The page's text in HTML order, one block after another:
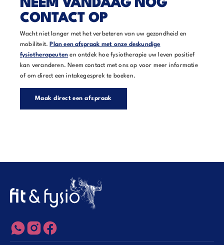
NEEM VANDAAG NOG
CONTACT OP
Wacht niet langer met het verbeteren van uw gezondheid en
mobiliteit. Plan een afspraak met onze deskundige
fysiotherapeuten en ontdek hoe fysiotherapie uw leven positief
kan veranderen. Neem contact met ons op voor meer informatie
of om direct een intakegesprek te boeken.
Maak direct een afspraak